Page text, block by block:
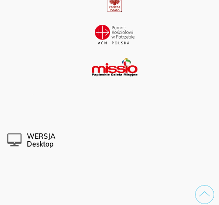
WERSJA
Desktop